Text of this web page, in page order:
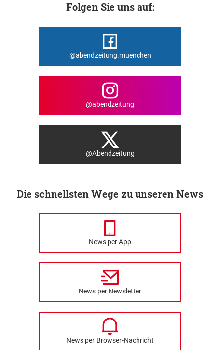
Folgen Sie uns auf:
@abendzeitung.muenchen
@abendzeitung
@Abendzeitung
Die schnellsten Wege zu unseren News
News per App
News per Newsletter
News per Browser-Nachricht